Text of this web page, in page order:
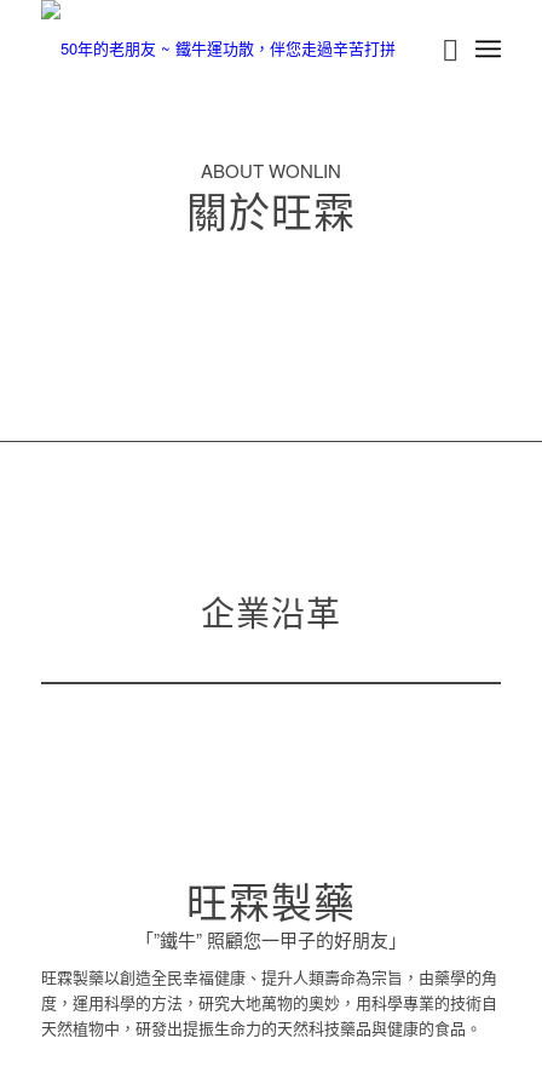
ABOUT WONLIN
關於旺霖
企業沿革
旺霖製藥
「”鐵牛” 照顧您一甲子的好朋友」
旺霖製藥以創造全民幸福健康、提升人類壽命為宗旨，由藥學的角
度，運用科學的方法，研究大地萬物的奧妙，用科學專業的技術自
天然植物中，研發出提振生命力的天然科技藥品與健康的食品。